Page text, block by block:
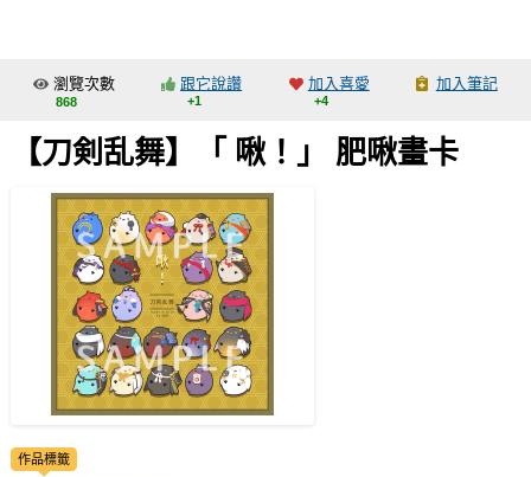
交流中心
攤位轉讓區
會員中心
註冊會員
登入
瀏覽次數
868
跟它說讚
+1
加入喜愛
+4
加入筆記
【刀剣乱舞】「 啾！」 肥啾畫卡
作品標籤